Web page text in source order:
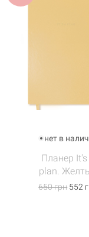
нет в
Планер It's
plan.
650 грн 552